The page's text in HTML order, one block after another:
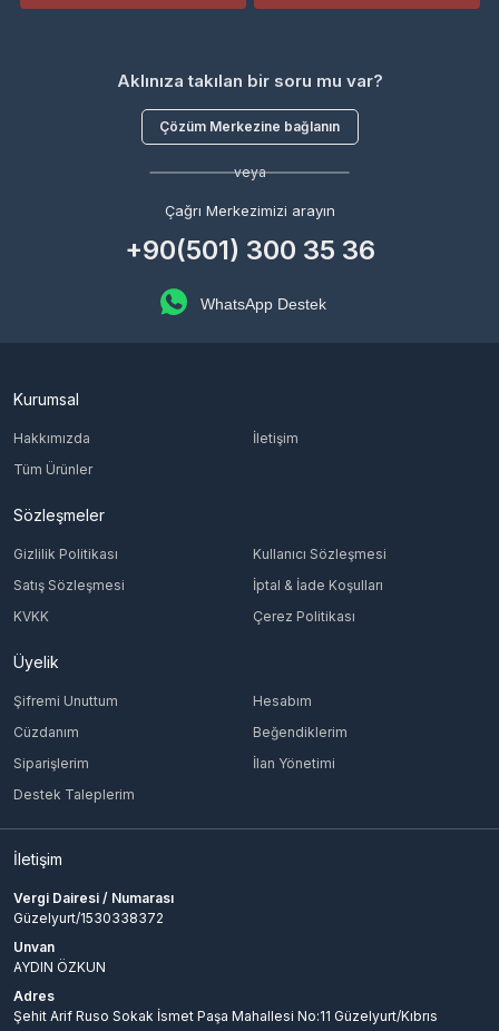
Aklınıza takılan bir soru mu var?
Çözüm Merkezine bağlanın
veya
Çağrı Merkezimizi arayın
+90(501) 300 35 36
WhatsApp Destek
Kurumsal
Hakkımızda
İletişim
Tüm Ürünler
Sözleşmeler
Gizlilik Politikası
Kullanıcı Sözleşmesi
Satış Sözleşmesi
İptal & İade Koşulları
KVKK
Çerez Politikası
Üyelik
Şifremi Unuttum
Hesabım
Cüzdanım
Beğendiklerim
Siparişlerim
İlan Yönetimi
Destek Taleplerim
İletişim
Vergi Dairesi / Numarası
Güzelyurt/1530338372
Unvan
AYDIN ÖZKUN
Adres
Şehit Arif Ruso Sokak İsmet Paşa Mahallesi No:11 Güzelyurt/Kıbrıs